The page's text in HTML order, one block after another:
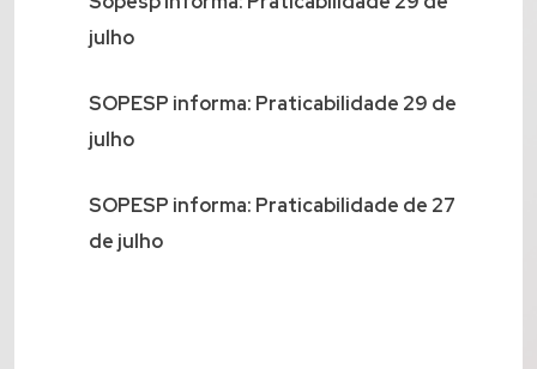
julho
SOPESP informa: Praticabilidade 29 de
julho
SOPESP informa: Praticabilidade de 27
de julho